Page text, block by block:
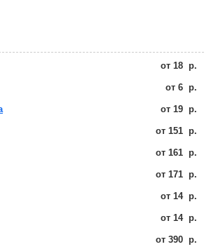
от 18 р.
от 6 р.
от 19 р.
от 151 р.
от 161 р.
от 171 р.
от 14 р.
от 14 р.
от 390 р.